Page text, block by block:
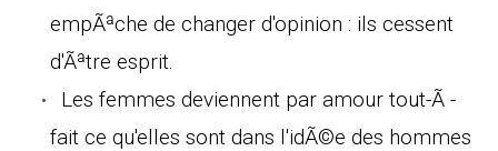
empÃªche de changer d'opinion : ils cessent
d'Ãªtre esprit.
Les femmes deviennent par amour tout-Ã -
fait ce qu'elles sont dans l'idÃ©e des hommes